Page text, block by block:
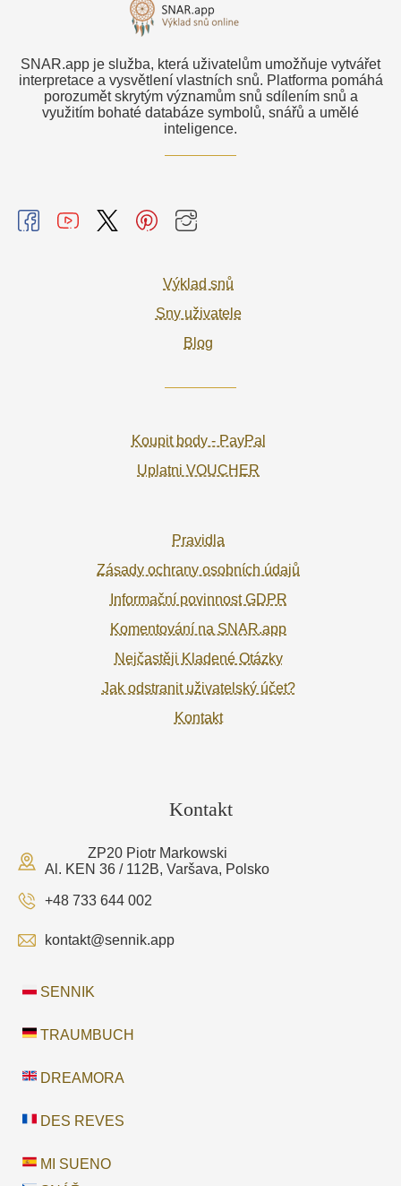
SNAR.app je služba, která uživatelům umožňuje vytvářet
interpretace a vysvětlení vlastních snů. Platforma pomáhá
porozumět skrytým významům snů sdílením snů a
využitím bohaté databáze symbolů, snářů a umělé
inteligence.
Výklad snů
Sny uživatele
Blog
Koupit body - PayPal
Uplatni VOUCHER
Pravidla
Zásady ochrany osobních údajů
Informační povinnost GDPR
Komentování na SNAR.app
Nejčastěji Kladené Otázky
Jak odstranit uživatelský účet?
Kontakt
Kontakt
ZP20 Piotr Markowski
Al. KEN 36 / 112B, Varšava, Polsko
+48 733 644 002
kontakt@sennik.app
SENNIK
TRAUMBUCH
DREAMORA
DES REVES
MI SUENO